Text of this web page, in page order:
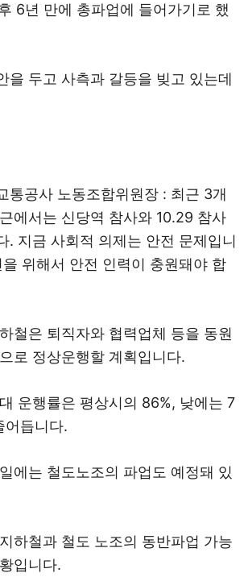
6년 만에 총파업에 들어가기로 했
을 두고 사측과 갈등을 빚고 있는데
통공사 노동조합위원장 : 최근 3개
에서는 신당역 참사와 10.29 참사
. 지금 사회적 의제는 안전 문제입니
위해서 안전 인력이 충원돼야 합
철은 퇴직자와 협력업체 등을 동원
로 정상운행할 계획입니다.
운행률은 평상시의 86%, 낮에는 7
어듭니다.
에는 철도노조의 파업도 예정돼 있
하철과 철도 노조의 동반파업 가능
입니다.